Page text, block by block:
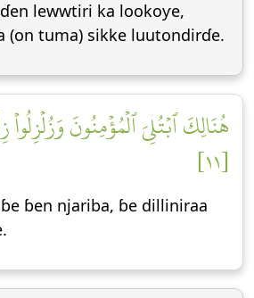
lewwtiri ka lookoƴe,
(on tuma) sikke luutondirɗe.
هُنَالِكَ ٱبۡتُلِيَ ٱلۡمُؤۡمِنُونَ وَزُلۡزِلُواْ
[١١]
ɓen njariba, ɓe dilliniraa